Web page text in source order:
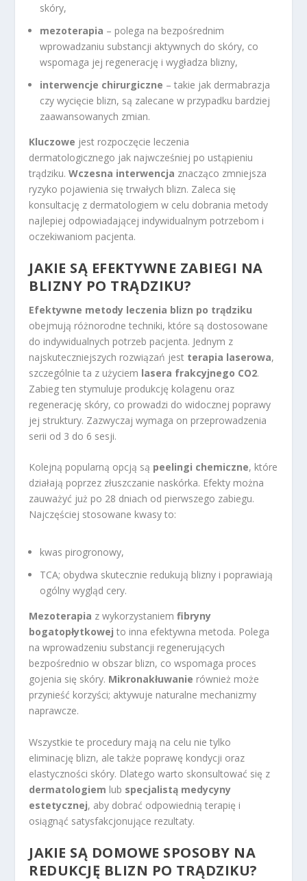
skóry,
mezoterapia – polega na bezpośrednim
wprowadzaniu substancji aktywnych do skóry, co
wspomaga jej regenerację i wygładza blizny,
interwencje chirurgiczne – takie jak dermabrazja
czy wycięcie blizn, są zalecane w przypadku bardziej
zaawansowanych zmian.
Kluczowe jest rozpoczęcie leczenia
dermatologicznego jak najwcześniej po ustąpieniu
trądziku.Wczesna interwencja znacząco zmniejsza
ryzyko pojawienia się trwałych blizn. Zaleca się
konsultację z dermatologiem w celu dobrania metody
najlepiej odpowiadającej indywidualnym potrzebom i
oczekiwaniom pacjenta.
JAKIE SĄ EFEKTYWNE ZABIEGI NA
BLIZNY PO TRĄDZIKU?
Efektywne metody leczenia blizn po trądziku
obejmują różnorodne techniki, które są dostosowane
do indywidualnych potrzeb pacjenta. Jednym z
najskuteczniejszych rozwiązań jest terapia laserowa,
szczególnie ta z użyciem lasera frakcyjnego CO2.
Zabieg ten stymuluje produkcję kolagenu oraz
regenerację skóry, co prowadzi do widocznej poprawy
jej struktury. Zazwyczaj wymaga on przeprowadzenia
serii od 3 do 6 sesji.
Kolejną popularną opcją są peelingi chemiczne, które
działają poprzez złuszczanie naskórka. Efekty można
zauważyć już po 28 dniach od pierwszego zabiegu.
Najczęściej stosowane kwasy to:
kwas pirogronowy,
TCA; obydwa skutecznie redukują blizny i poprawiają
ogólny wygląd cery.
Mezoterapia z wykorzystaniemfibryny
bogatopłytkowej to inna efektywna metoda. Polega
na wprowadzeniu substancji regenerujących
bezpośrednio w obszar blizn, co wspomaga proces
gojenia się skóry. Mikronakłuwanie również może
przynieść korzyści; aktywuje naturalne mechanizmy
naprawcze.
Wszystkie te procedury mają na celu nie tylko
eliminację blizn, ale także poprawę kondycji oraz
elastyczności skóry. Dlatego warto skonsultować się z
dermatologiem lub specjalistą medycyny
estetycznej, aby dobrać odpowiednią terapię i
osiągnąć satysfakcjonujące rezultaty.
JAKIE SĄ DOMOWE SPOSOBY NA
REDUKCJĘ BLIZN PO TRĄDZIKU?